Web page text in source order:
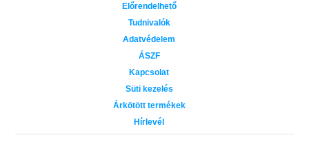
Előrendelhető
Tudnivalók
Adatvédelem
ÁSZF
Kapcsolat
Süti kezelés
Árkötött termékek
Hírlevél